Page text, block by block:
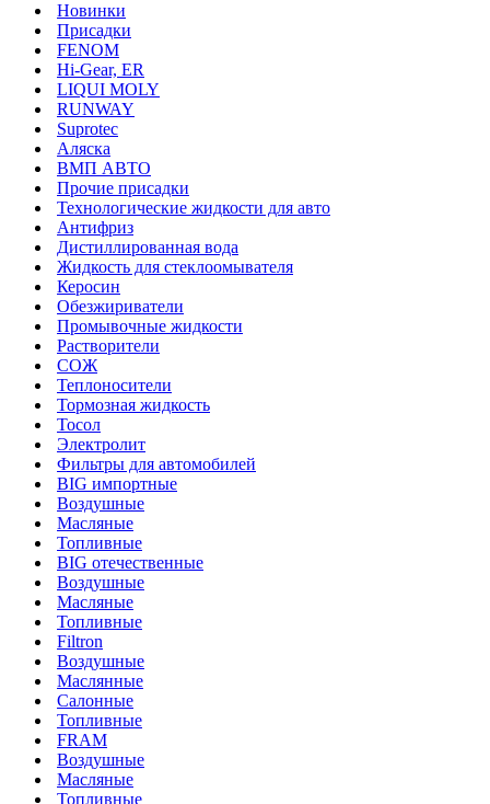
Новинки
Присадки
FENOM
Hi-Gear, ER
LIQUI MOLY
RUNWAY
Suprotec
Аляска
ВМП АВТО
Прочие присадки
Технологические жидкости для авто
Антифриз
Дистиллированная вода
Жидкость для стеклоомывателя
Керосин
Обезжириватели
Промывочные жидкости
Растворители
СОЖ
Теплоносители
Тормозная жидкость
Тосол
Электролит
Фильтры для автомобилей
BIG импортные
Воздушные
Масляные
Топливные
BIG отечественные
Воздушные
Масляные
Топливные
Filtron
Воздушные
Маслянные
Салонные
Топливные
FRAM
Воздушные
Масляные
Топливные